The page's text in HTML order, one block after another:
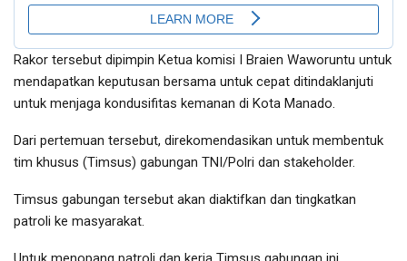
Rakor tersebut dipimpin Ketua komisi I Braien Waworuntu untuk
mendapatkan keputusan bersama untuk cepat ditindaklanjuti
untuk menjaga kondusifitas kemanan di Kota Manado.
Dari pertemuan tersebut, direkomendasikan untuk membentuk
tim khusus (Timsus) gabungan TNI/Polri dan stakeholder.
Timsus gabungan tersebut akan diaktifkan dan tingkatkan
patroli ke masyarakat.